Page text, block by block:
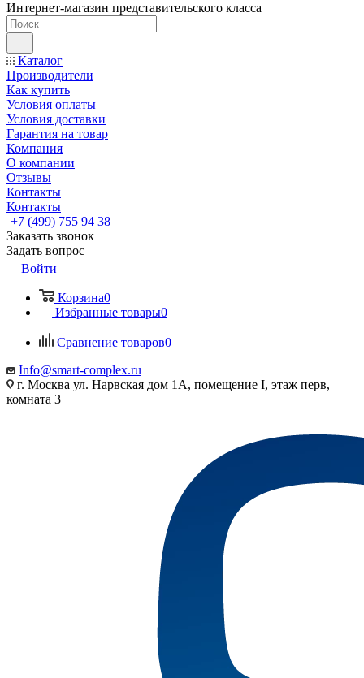
Интернет-магазин представительского класса
Каталог
Производители
Как купить
Условия оплаты
Условия доставки
Гарантия на товар
Компания
О компании
Отзывы
Контакты
Контакты
+7 (499) 755 94 38
Заказать звонок
Задать вопрос
Войти
Корзина0
Избранные товары0
Сравнение товаров0
Info@smart-complex.ru
г. Москва ул. Нарвская дом 1А, помещение I, этаж перв,
комната 3